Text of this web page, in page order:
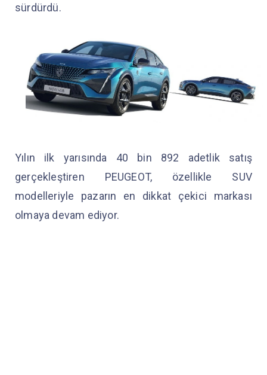
sürdürdü.
Yılın ilk yarısında 40 bin 892 adetlik satış
gerçekleştiren PEUGEOT, özellikle SUV
modelleriyle pazarın en dikkat çekici markası
olmaya devam ediyor.